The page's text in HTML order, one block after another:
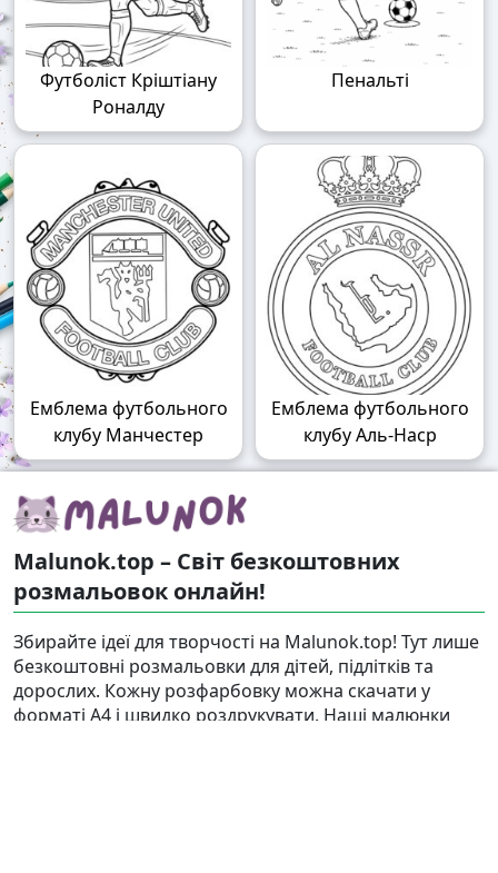
Футболіст Кріштіану
Роналду
Пенальті
Емблема футбольного
клубу Манчестер
Емблема футбольного
клубу Аль-Наср
Malunok.top – Світ безкоштовних
розмальовок онлайн!
Збирайте ідеї для творчості на Malunok.top! Тут лише
безкоштовні розмальовки для дітей, підлітків та
дорослих. Кожну розфарбовку можна скачати у
форматі А4 і швидко роздрукувати. Наші малюнки